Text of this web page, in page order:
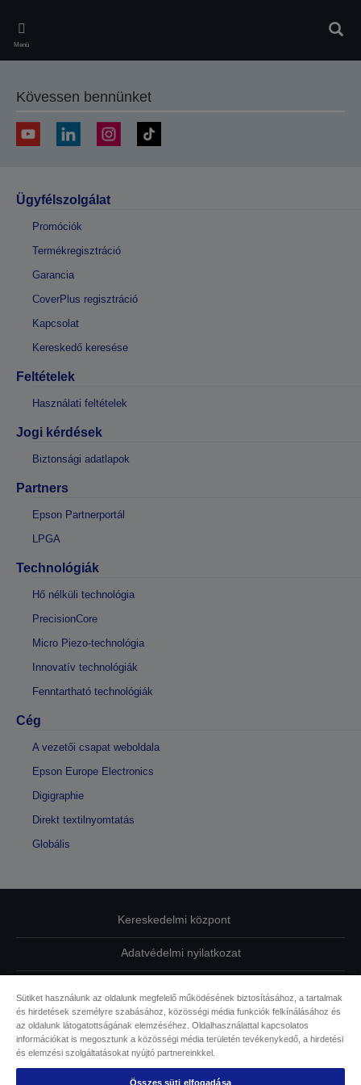
main
content
Menü
Kövessen bennünket
Ügyfélszolgálat
Promóciók
Termékregisztráció
Garancia
CoverPlus regisztráció
Kapcsolat
Kereskedő keresése
Feltételek
Használati feltételek
Jogi kérdések
Biztonsági adatlapok
Partners
Epson Partnerportál
LPGA
Technológiák
Hő nélküli technológia
PrecisionCore
Micro Piezo-technológia
Innovatív technológiák
Fenntartható technológiák
Cég
A vezetői csapat weboldala
Epson Europe Electronics
Digigraphie
Direkt textilnyomtatás
Globális
Kereskedelmi központ
Adatvédelmi nyilatkozat
Kapcsolatfelvétel
Sütikkel kapcsolatos információk
Sütiket használunk az oldalunk megfelelő működésének biztosításához, a tartalmak
és hirdetések személyre szabásához, közösségi média funkciók felkínálásához és
az oldalunk látogatottságának elemzéséhez. Oldalhasználattal kapcsolatos
információkat is megosztunk a közösségi média területén tevékenykedő, a hirdetési
és elemzési szolgáltatásokat nyújtó partnereinkkel.
Összes süti elfogadása